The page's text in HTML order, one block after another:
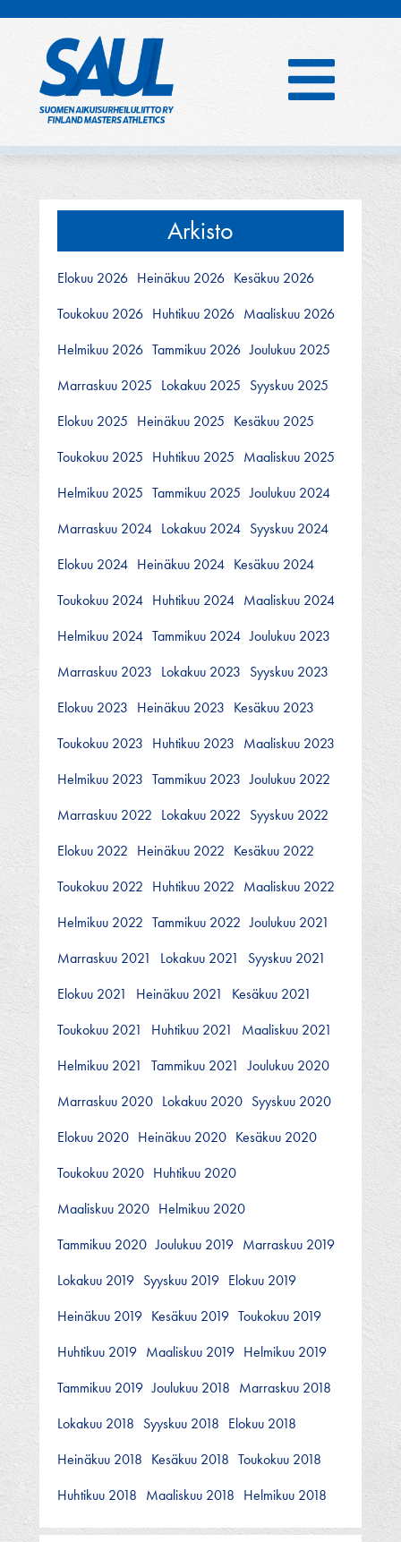
Arkisto
Elokuu 2026 Heinäkuu 2026 Kesäkuu 2026
Toukokuu 2026 Huhtikuu 2026 Maaliskuu 2026
Helmikuu 2026 Tammikuu 2026 Joulukuu 2025
Marraskuu 2025 Lokakuu 2025 Syyskuu 2025
Elokuu 2025 Heinäkuu 2025 Kesäkuu 2025
Toukokuu 2025 Huhtikuu 2025 Maaliskuu 2025
Helmikuu 2025 Tammikuu 2025 Joulukuu 2024
Marraskuu 2024 Lokakuu 2024 Syyskuu 2024
Elokuu 2024 Heinäkuu 2024 Kesäkuu 2024
Toukokuu 2024 Huhtikuu 2024 Maaliskuu 2024
Helmikuu 2024 Tammikuu 2024 Joulukuu 2023
Marraskuu 2023 Lokakuu 2023 Syyskuu 2023
Elokuu 2023 Heinäkuu 2023 Kesäkuu 2023
Toukokuu 2023 Huhtikuu 2023 Maaliskuu 2023
Helmikuu 2023 Tammikuu 2023 Joulukuu 2022
Marraskuu 2022 Lokakuu 2022 Syyskuu 2022
Elokuu 2022 Heinäkuu 2022 Kesäkuu 2022
Toukokuu 2022 Huhtikuu 2022 Maaliskuu 2022
Helmikuu 2022 Tammikuu 2022 Joulukuu 2021
Marraskuu 2021
Lokakuu 2021
Syyskuu 2021
Elokuu 2021
Heinäkuu 2021
Kesäkuu 2021
Toukokuu 2021
Huhtikuu 2021
Maaliskuu 2021
Helmikuu 2021
Tammikuu 2021
Joulukuu 2020
Marraskuu 2020 Lokakuu 2020 Syyskuu 2020
Elokuu 2020 Heinäkuu 2020 Kesäkuu 2020
Toukokuu 2020 Huhtikuu 2020
Maaliskuu 2020 Helmikuu 2020
Tammikuu 2020 Joulukuu 2019 Marraskuu 2019
Lokakuu 2019 Syyskuu 2019 Elokuu 2019
Heinäkuu 2019 Kesäkuu 2019 Toukokuu 2019
Huhtikuu 2019 Maaliskuu 2019 Helmikuu 2019
Tammikuu 2019 Joulukuu 2018 Marraskuu 2018
Lokakuu 2018 Syyskuu 2018 Elokuu 2018
Heinäkuu 2018 Kesäkuu 2018 Toukokuu 2018
Huhtikuu 2018 Maaliskuu 2018 Helmikuu 2018